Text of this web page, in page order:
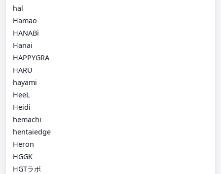
hal
Hamao
HANABi
Hanai
HAPPYGRA
HARU
hayami
HeeL
Heidi
hemachi
hentaiedge
Heron
HGGK
HGTラボ